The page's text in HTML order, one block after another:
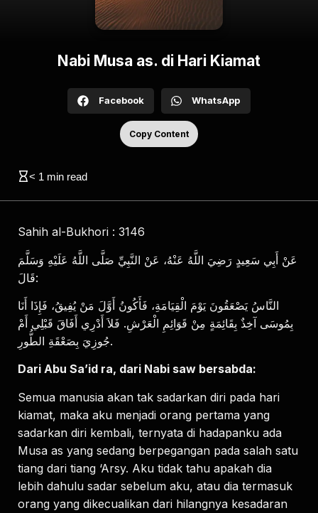
Nabi Musa as. di Hari Kiamat
Facebook WhatsApp
Copy Content
< 1 min read
Sahih al-Bukhori : 3146
عَنْ أَبِي سَعِيدٍ رَضِيَ اللَّهُ عَنْهُ، عَنْ النَّبِيِّ صَلَّى اللَّهُ عَلَيْهِ وَسَلَّمَ
قَالَ:
النَّاسُ يَصْعَقُونَ يَوْمَ الْقِيَامَةِ، فَأَكُونُ أَوَّلَ مَنْ يُفِيقُ، فَإِذَا أَنَا
بِمُوسَى آخِذٌ بِقَائِمَةٍ مِنْ قَوَائِمِ الْعَرْشِ. فَلاَ أَدْرِي أَفَاقَ قَبْلِي أَمْ
جُوزِيَ بِصَعْقَةِ الطُّورِ.
Dari Abu Sa’id ra, dari Nabi saw bersabda:
Semua manusia akan tak sadarkan diri pada hari
kiamat, maka aku menjadi orang pertama yang
sadarkan diri kembali, ternyata di hadapanku ada
Musa as yang sedang berpegangan pada salah satu
tiang dari tiang ‘Arsy. Aku tidak tahu apakah dia
lebih dahulu sadar sebelum aku, atau dia termasuk
orang yang dikecualikan dari hilangnya kesadaran